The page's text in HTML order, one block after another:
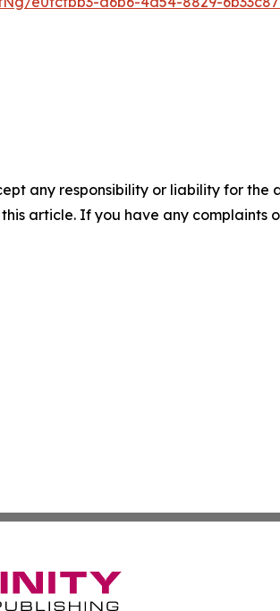
any responsibility or liability for the
article. If you have any complaints